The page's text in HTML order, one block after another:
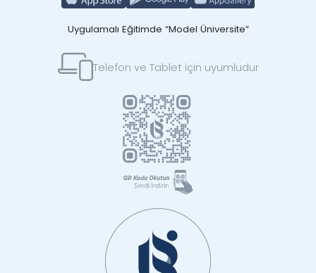
Uygulamalı Eğitimde “Model Üniversite”
Telefon ve Tablet için uyumludur